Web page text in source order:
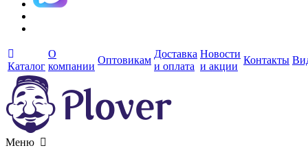
Каталог
О
компании
Оптовикам
Доставка
и оплата
Новости
и акции
Контакты
Меню